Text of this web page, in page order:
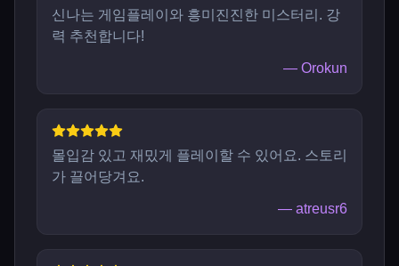
신나는 게임플레이와 흥미진진한 미스터리. 강
력 추천합니다!
— Orokun
몰입감 있고 재밌게 플레이할 수 있어요. 스토리
가 끌어당겨요.
— atreusr6